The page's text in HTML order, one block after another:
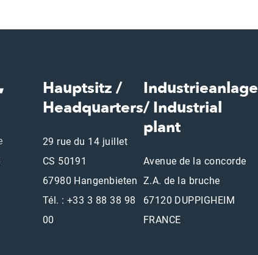
Hauptsitz /
Headquarters
29 rue du 14 juillet
CS 50191
67980 Hangenbieten
Tél. : +33 3 88 38 98
00
Industrieanlage
/ Industrial
plant
Avenue de la concorde
Z.A. de la bruche
67120 DUPPIGHEIM
FRANCE